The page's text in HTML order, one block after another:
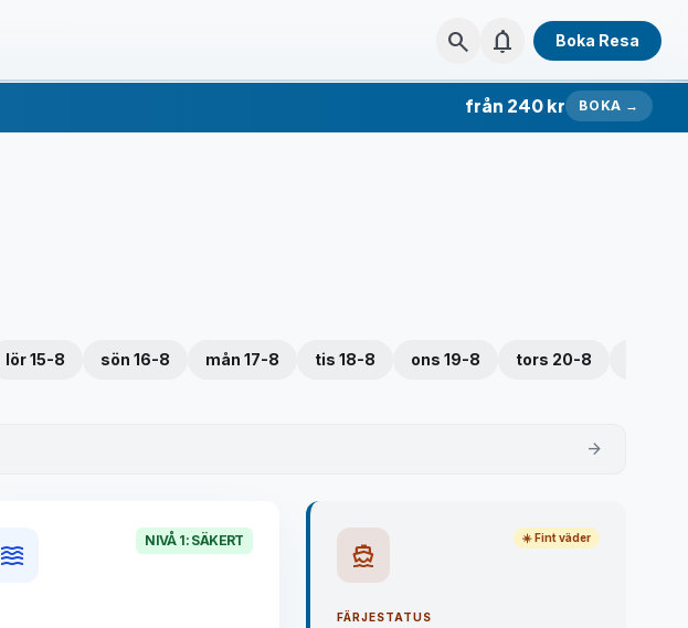
search notifications Boka Resa
från 240 kr BOKA →
lör 15-8 sön 16-8 mån 17-8 tis 18-8 ons 19-8 tors 20-8
arrow_forward
waves
NIVÅ 1: SÄKERT
directions_boat
☀️ Fint väder
FÄRJESTATUS